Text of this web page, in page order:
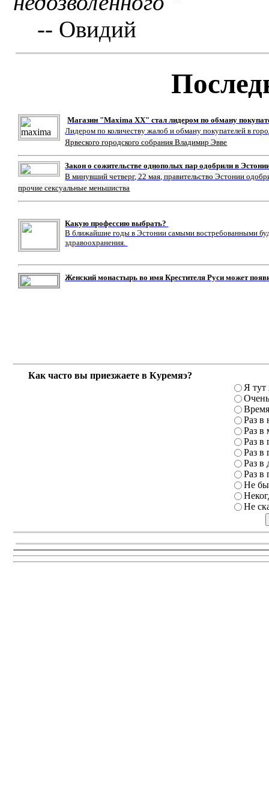
-- Овидий
Магазин "Maxima XX" стал лидером по обману
Лидером по количеству жалоб и обману покупателей в
Ярвеского городского собрания Владимир Эвве
Закон о сожительстве однополых пар одобрили в
В минувший четверг, 22 мая, правительство Эстонии
прочие сексуальные меньшиства
Какую профессию выбрать?
В ближайшие годы в Эстонии самыми востребованными
здравоохранения.
Женский монастырь во имя Крестителя Руси может
Как часто вы приезжаете в Куремяэ?
Я тут
Раз в
Раз в
Раз в
Раз в
Раз в
Раз в
Не
Не